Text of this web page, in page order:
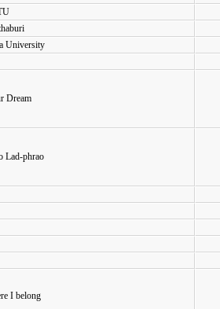
University
Dream
Lad-phrao
I belong